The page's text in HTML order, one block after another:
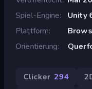
Spiel-Engine
Unity
Plattform
Orientierung
Clicker 294